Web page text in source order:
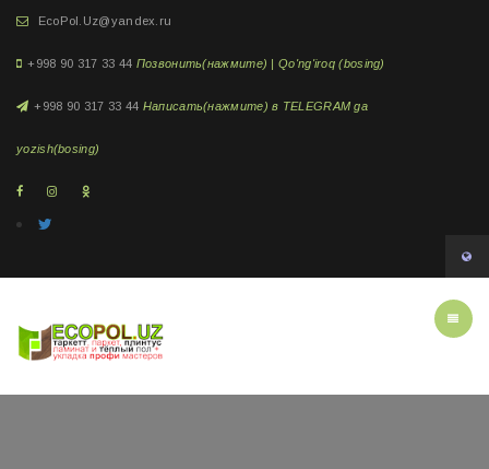
EcoPol.Uz@yandex.ru
+998 90 317 33 44 Позвонить(нажмите) | Qo'ng'iroq (bosing)
+998 90 317 33 44 Написать(нажмите) в TELEGRAM ga
yozish(bosing)